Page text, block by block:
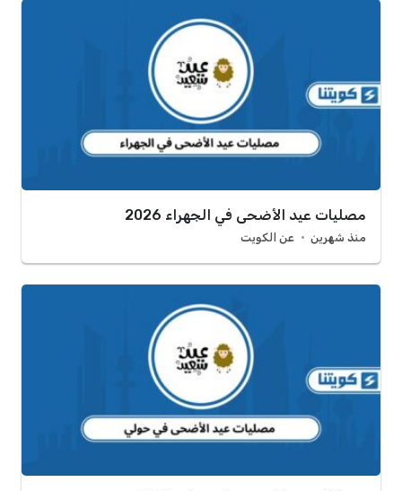
مصليات عيد الأضحى في الجهراء 2026
منذ شهرين عن الكويت